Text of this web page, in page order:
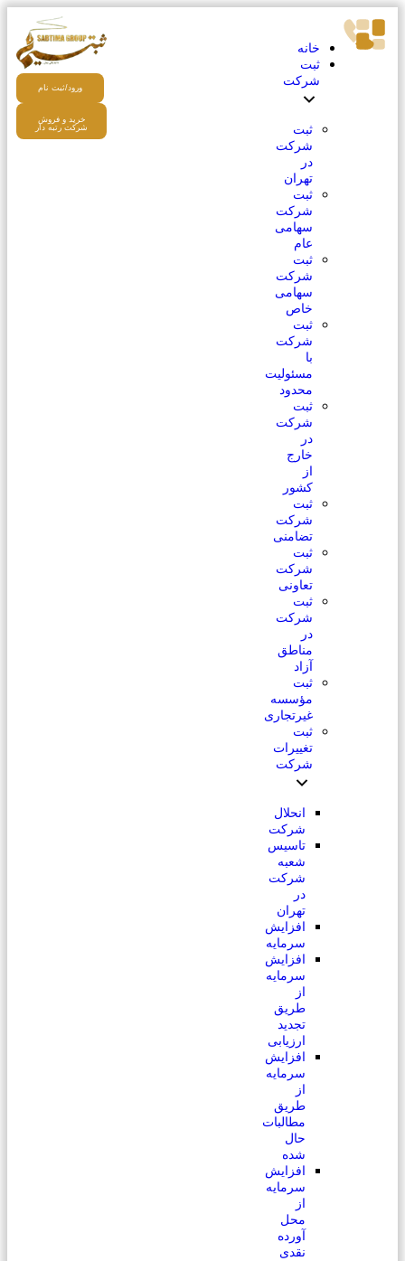
خانه
ثبت
شرکت
ثبت
شرکت
در
تهران
ثبت
شرکت
سهامی
عام
ثبت
شرکت
سهامی
خاص
ثبت
شرکت
با
مسئولیت
محدود
ثبت
شرکت
در
خارج
از
کشور
ثبت
شرکت
تضامنی
ثبت
شرکت
تعاونی
ثبت
شرکت
در
مناطق
آزاد
ثبت
مؤسسه
غیرتجاری
ثبت
تغییرات
شرکت
انحلال
شرکت
تاسیس
شعبه
شرکت
در
تهران
افزایش
سرمایه
افزایش
سرمایه
از
طریق
تجدید
ارزیابی
افزایش
سرمایه
از
طریق
مطالبات
حال
شده
افزایش
سرمایه
از
محل
آورده
نقدی
ورود/ثبت نام
خرید و فروش
شرکت رتبه دار